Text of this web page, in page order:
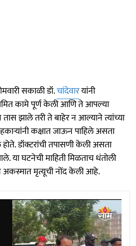
सकाळी डॉ.चांदेवारयांनी
कामे पूर्ण केली आणि ते आपल्या
तास झाले तरी ते बाहेर न आल्याने त्यांच्या
कक्षात जाऊन पाहिले असता
डॉक्टरांची तपासणी केली असता
या घटनेची माहिती मिळताच धंतोली
अकस्मात मृत्यूची नोंद केली आहे.